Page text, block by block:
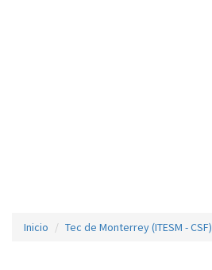
Inicio Tec de Monterrey (ITESM - CSF)